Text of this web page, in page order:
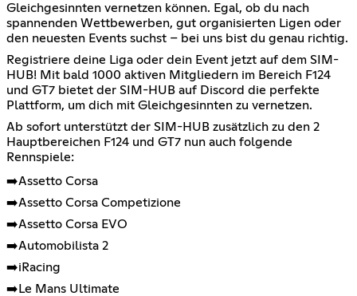
Gleichgesinnten vernetzen können. Egal, ob du nach
spannenden Wettbewerben, gut organisierten Ligen oder
den neuesten Events suchst – bei uns bist du genau richtig.
Registriere deine Liga oder dein Event jetzt auf dem SIM-
HUB! Mit bald 1000 aktiven Mitgliedern im Bereich F124
und GT7 bietet der SIM-HUB auf Discord die perfekte
Plattform, um dich mit Gleichgesinnten zu vernetzen.
Ab sofort unterstützt der SIM-HUB zusätzlich zu den 2
Hauptbereichen F124 und GT7 nun auch folgende
Rennspiele:
➡️Assetto Corsa
➡️Assetto Corsa Competizione
➡️Assetto Corsa EVO
➡️Automobilista 2
➡️iRacing
➡️Le Mans Ultimate